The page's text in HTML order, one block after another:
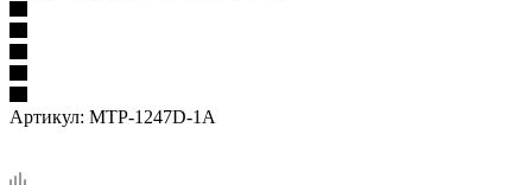
Артикул: MTP-1247D-1A